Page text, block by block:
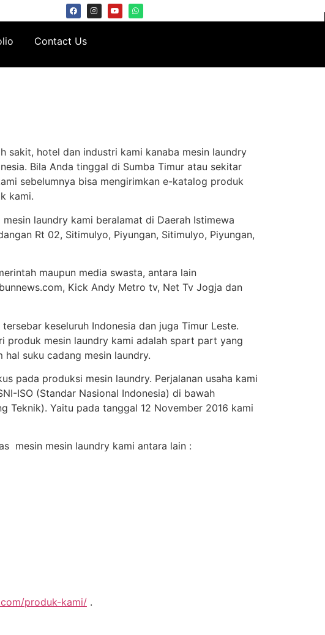
Contact Us
sakit, hotel dan industri kami kanaba mesin laundry
Bila Anda tinggal di Sumba Timur atau sekitar
sebelumnya bisa mengirimkan e-katalog produk
kami.
laundry kami beralamat di Daerah Istimewa
Rt 02, Sitimulyo, Piyungan, Sitimulyo, Piyungan,
maupun media swasta, antara lain
Kick Andy Metro tv, Net Tv Jogja dan
keseluruh Indonesia dan juga Timur Leste.
produk mesin laundry kami adalah spart part yang
suku cadang mesin laundry.
pada produksi mesin laundry. Perjalanan usaha kami
ISO (Standar Nasional Indonesia) di bawah
Teknik). Yaitu pada tanggal 12 November 2016 kami
mesin mesin laundry kami antara lain :
produk-kami/ .